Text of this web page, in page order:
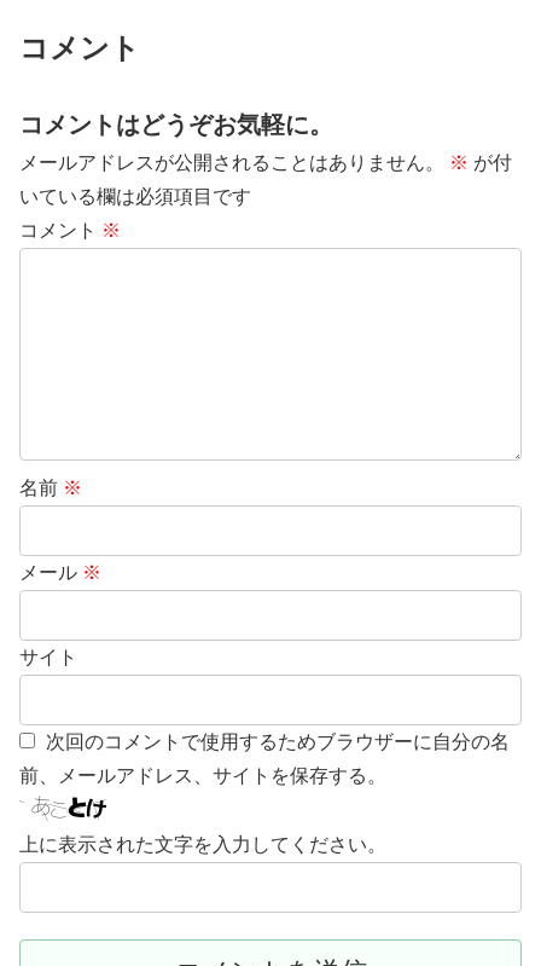
コメント
コメントはどうぞお気軽に。
メールアドレスが公開されることはありません。 ※ が付
いている欄は必須項目です
コメント ※
名前 ※
メール ※
サイト
次回のコメントで使用するためブラウザーに自分の名
前、メールアドレス、サイトを保存する。
上に表示された文字を入力してください。